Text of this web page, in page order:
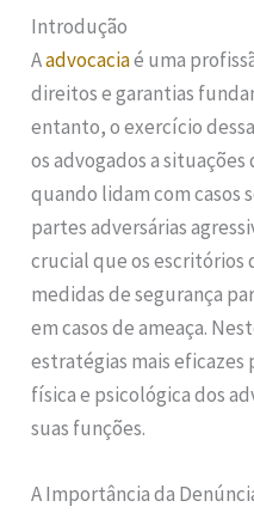
Introdução
Aadvocaciaé uma
direitos e garantias
entanto, o exercício
os advogados a
quando lidam com casos
partes adversárias
crucial que os escritórios
medidas de segurança
em casos de ameaça.
estratégias mais
física e psicológica dos
suas funções.
A Importância da